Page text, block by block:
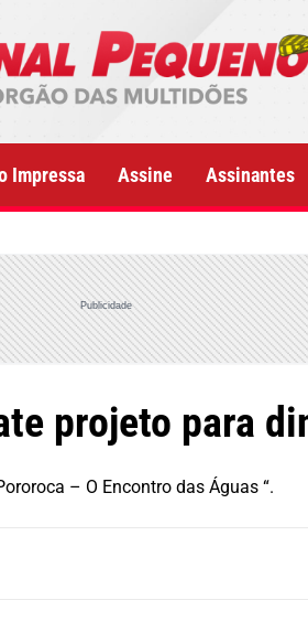
Impressa Assine Assinantes
Publicidade
projeto para
– O Encontro das Águas “.